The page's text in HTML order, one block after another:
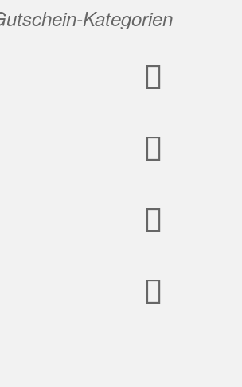
Kategorien